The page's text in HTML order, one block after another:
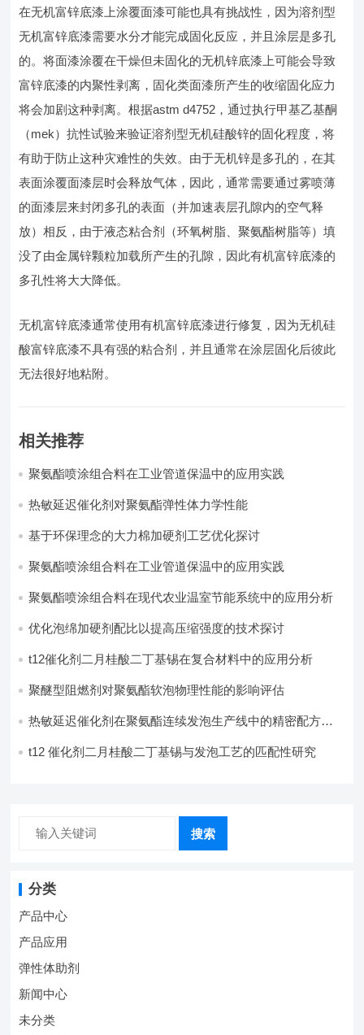
在无机富锌底漆上涂覆面漆可能也具有挑战性，因为溶剂型
无机富锌底漆需要水分才能完成固化反应，并且涂层是多孔
的。将面漆涂覆在干燥但未固化的无机锌底漆上可能会导致
富锌底漆的内聚性剥离，固化类面漆所产生的收缩固化应力
将会加剧这种剥离。根据astm d4752，通过执行甲基乙基酮
（mek）抗性试验来验证溶剂型无机硅酸锌的固化程度，将
有助于防止这种灾难性的失效。由于无机锌是多孔的，在其
表面涂覆面漆层时会释放气体，因此，通常需要通过雾喷薄
的面漆层来封闭多孔的表面（并加速表层孔隙内的空气释
放）相反，由于液态粘合剂（环氧树脂、聚氨酯树脂等）填
没了由金属锌颗粒加载所产生的孔隙，因此有机富锌底漆的
多孔性将大大降低。
无机富锌底漆通常使用有机富锌底漆进行修复，因为无机硅
酸富锌底漆不具有强的粘合剂，并且通常在涂层固化后彼此
无法很好地粘附。
相关推荐
聚氨酯喷涂组合料在工业管道保温中的应用实践
热敏延迟催化剂对聚氨酯弹性体力学性能
基于环保理念的大力棉加硬剂工艺优化探讨
聚氨酯喷涂组合料在工业管道保温中的应用实践
聚氨酯喷涂组合料在现代农业温室节能系统中的应用分析​
优化泡绵加硬剂配比以提高压缩强度的技术探讨
t12催化剂二月桂酸二丁基锡在复合材料中的应用分析
聚醚型阻燃剂对聚氨酯软泡物理性能的影响评估​
热敏延迟催化剂在聚氨酯连续发泡生产线中的精密配方设
t12 催化剂二月桂酸二丁基锡与发泡工艺的匹配性研究
搜索
分类
产品中心
产品应用
弹性体助剂
新闻中心
未分类